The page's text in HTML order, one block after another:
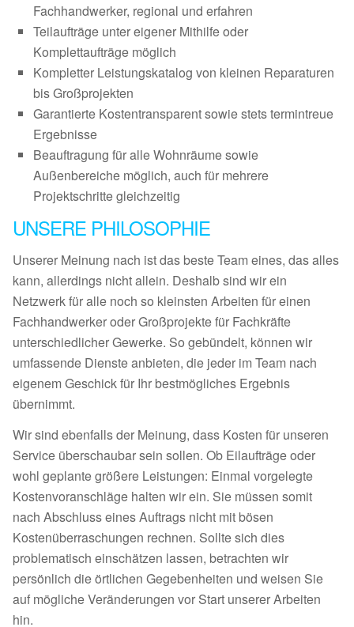
Fachhandwerker, regional und erfahren
Teilaufträge unter eigener Mithilfe oder
Komplettaufträge möglich
Kompletter Leistungskatalog von kleinen Reparaturen
bis Großprojekten
Garantierte Kostentransparent sowie stets termintreue
Ergebnisse
Beauftragung für alle Wohnräume sowie
Außenbereiche möglich, auch für mehrere
Projektschritte gleichzeitig
UNSERE PHILOSOPHIE
Unserer Meinung nach ist das beste Team eines, das alles
kann, allerdings nicht allein. Deshalb sind wir ein
Netzwerk für alle noch so kleinsten Arbeiten für einen
Fachhandwerker oder Großprojekte für Fachkräfte
unterschiedlicher Gewerke. So gebündelt, können wir
umfassende Dienste anbieten, die jeder im Team nach
eigenem Geschick für Ihr bestmögliches Ergebnis
übernimmt.
Wir sind ebenfalls der Meinung, dass Kosten für unseren
Service überschaubar sein sollen. Ob Eilaufträge oder
wohl geplante größere Leistungen: Einmal vorgelegte
Kostenvoranschläge halten wir ein. Sie müssen somit
nach Abschluss eines Auftrags nicht mit bösen
Kostenüberraschungen rechnen. Sollte sich dies
problematisch einschätzen lassen, betrachten wir
persönlich die örtlichen Gegebenheiten und weisen Sie
auf mögliche Veränderungen vor Start unserer Arbeiten
hin.